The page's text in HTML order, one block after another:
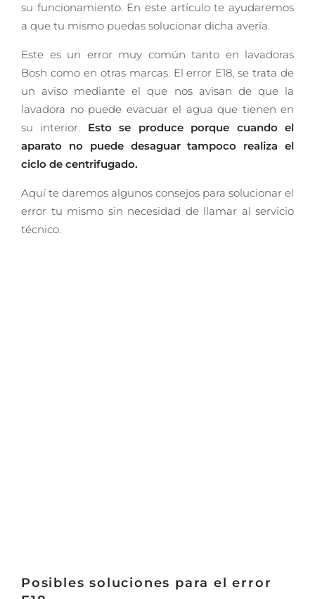
su funcionamiento. En este artículo te ayudaremos
a que tu mismo puedas solucionar dicha avería.
Este es un error muy común tanto en lavadoras
Bosh como en otras marcas. El error E18, se trata de
un aviso mediante el que nos avisan de que la
lavadora no puede evacuar el agua que tienen en
su interior. Esto se produce porque cuando el
aparato no puede desaguar tampoco realiza el
ciclo de centrifugado.
Aquí te daremos algunos consejos para solucionar el
error tu mismo sin necesidad de llamar al servicio
técnico.
Posibles soluciones para el error